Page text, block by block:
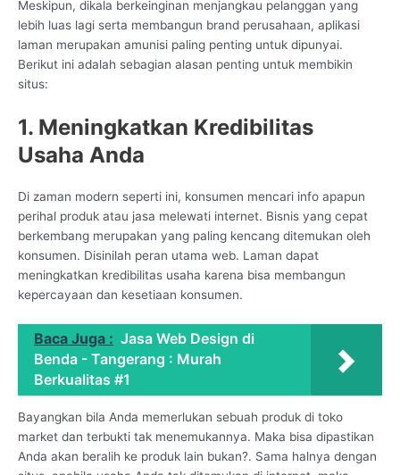
Meskipun, dikala berkeinginan menjangkau pelanggan yang
lebih luas lagi serta membangun brand perusahaan, aplikasi
laman merupakan amunisi paling penting untuk dipunyai.
Berikut ini adalah sebagian alasan penting untuk membikin
situs:
1. Meningkatkan Kredibilitas
Usaha Anda
Di zaman modern seperti ini, konsumen mencari info apapun
perihal produk atau jasa melewati internet. Bisnis yang cepat
berkembang merupakan yang paling kencang ditemukan oleh
konsumen. Disinilah peran utama web. Laman dapat
meningkatkan kredibilitas usaha karena bisa membangun
kepercayaan dan kesetiaan konsumen.
Baca Juga : Jasa Web Design di
Benda - Tangerang : Murah
Berkualitas #1
Bayangkan bila Anda memerlukan sebuah produk di toko
market dan terbukti tak menemukannya. Maka bisa dipastikan
Anda akan beralih ke produk lain bukan?. Sama halnya dengan